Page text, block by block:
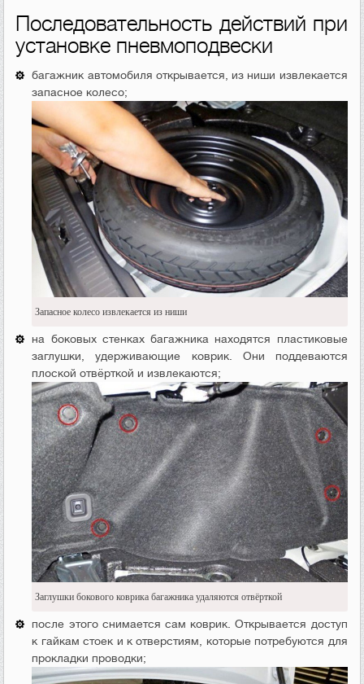
Последовательность действий при
установке пневмоподвески
багажник автомобиля открывается, из ниши извлекается
запасное колесо;
Запасное колесо извлекается из ниши
на боковых стенках багажника находятся пластиковые
заглушки, удерживающие коврик. Они поддеваются
плоской отвёрткой и извлекаются;
Заглушки бокового коврика багажника удаляются отвёрткой
после этого снимается сам коврик. Открывается доступ
к гайкам стоек и к отверстиям, которые потребуются для
прокладки проводки;